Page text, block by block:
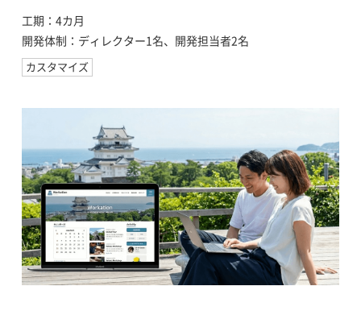
工期：4カ月
開発体制：ディレクター1名、開発担当者2名
カスタマイズ